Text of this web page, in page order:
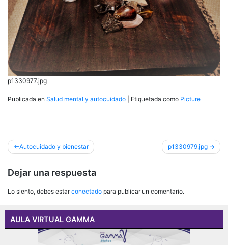
p1330977.jpg
Publicada en Salud mental y autocuidado Etiquetada como Picture
Navegación
entradas
Autocuidado y bienestar p1330979.jpg
Dejar una respuesta
Lo siento, debes estarconectado para publicar un comentario.
AULA VIRTUAL GAMMA